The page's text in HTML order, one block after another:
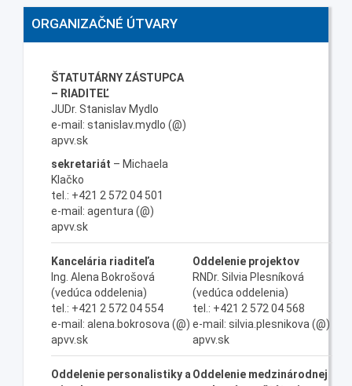
ORGANIZAČNÉ ÚTVARY
ŠTATUTÁRNY ZÁSTUPCA
– RIADITEĽ
JUDr. Stanislav Mydlo
e-mail: stanislav.mydlo (@)
apvv.sk
sekretariát – Michaela
Klačko
tel.: +421 2 572 04 501
e-mail: agentura (@)
apvv.sk
Kancelária riaditeľa
Ing. Alena Bokrošová
(vedúca oddelenia)
tel.: +421 2 572 04 554
e-mail: alena.bokrosova (@)
apvv.sk
Oddelenie projektov
RNDr. Silvia Plesníková
(vedúca oddelenia)
tel.: +421 2 572 04 568
e-mail: silvia.plesnikova (@)
apvv.sk
Oddelenie personalistiky a Oddelenie medzinárodnej